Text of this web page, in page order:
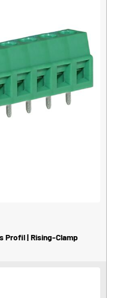
Profil | Rising-Clamp